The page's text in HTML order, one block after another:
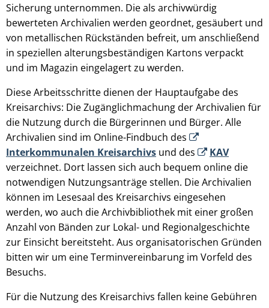
Sicherung unternommen. Die als archivwürdig
bewerteten Archivalien werden geordnet, gesäubert und
von metallischen Rückständen befreit, um anschließend
in speziellen alterungsbeständigen Kartons verpackt
und im Magazin eingelagert zu werden.
Diese Arbeitsschritte dienen der Hauptaufgabe des
Kreisarchivs: Die Zugänglichmachung der Archivalien für
die Nutzung durch die Bürgerinnen und Bürger. Alle
Archivalien sind im Online-Findbuch des
Interkommunalen Kreisarchivs und des
KAV
verzeichnet. Dort lassen sich auch bequem online die
notwendigen Nutzungsanträge stellen. Die Archivalien
können im Lesesaal des Kreisarchivs eingesehen
werden, wo auch die Archivbibliothek mit einer großen
Anzahl von Bänden zur Lokal- und Regionalgeschichte
zur Einsicht bereitsteht. Aus organisatorischen Gründen
bitten wir um eine Terminvereinbarung im Vorfeld des
Besuchs.
Für die Nutzung des Kreisarchivs fallen keine Gebühren